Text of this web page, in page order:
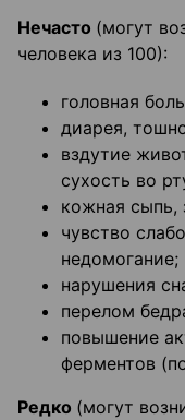
Нечасто (могут
человека из 100):
головная
диарея,
вздутие
сухость во
кожная сыпь,
чувство
недомогание;
нарушения
перелом
повышение
ферментов
Редко (могут